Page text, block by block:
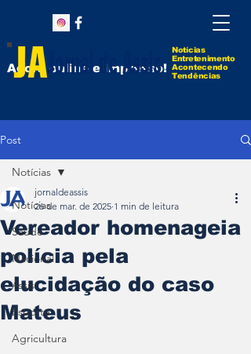
Notícias
Entretenimento
Acontecendo
Tendências
Agora online e impresso!
Post
Notícias
Saúde
Nacional
Assis
Esporte
Agricultura
Notícias
Vereador homenageia
polícia pela
elucidação do caso
Mateus
jornaldeassis
26 de mar. de 2025 1 min de leitura